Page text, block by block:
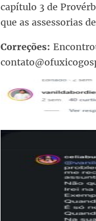
capítulo 3 de
que as assessorias
Correções: